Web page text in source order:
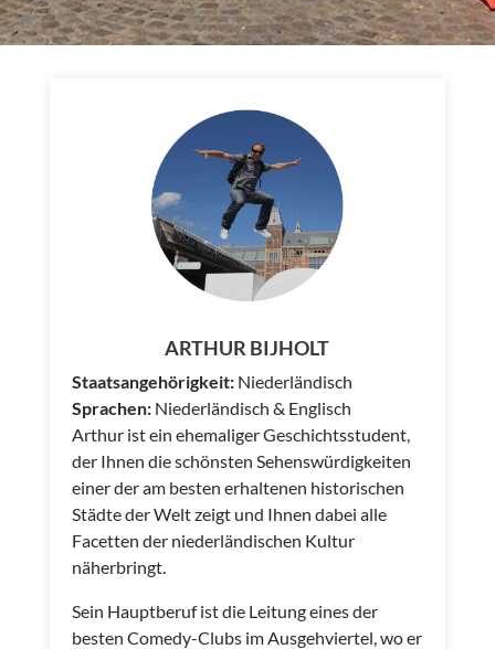
ARTHUR BIJHOLT
Staatsangehörigkeit:Niederländisch
Sprachen:Niederländisch & Englisch
Arthur ist ein ehemaliger Geschichtsstudent,
der Ihnen die schönsten Sehenswürdigkeiten
einer der am besten erhaltenen historischen
Städte der Welt zeigt und Ihnen dabei alle
Facetten der niederländischen Kultur
näherbringt.
Sein Hauptberuf ist die Leitung eines der
besten Comedy-Clubs im Ausgehviertel, wo er